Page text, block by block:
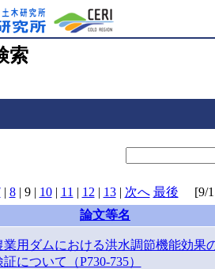
索
| 8| 9| 10| 11 | 12 | 13| 次へ 最後 [9/
論文等名
業用ダムにおける洪水調節機能効果
証について（P730-735）